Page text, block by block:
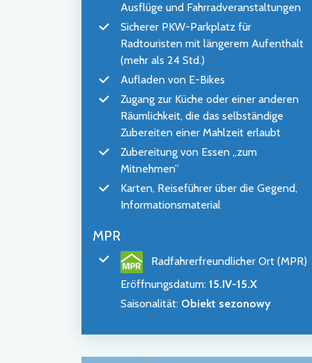
Ausflüge und Fahrradveranstaltungen
Sicherer PKW-Parkplatz für
Radtouristen mit längerem Aufenthalt
(mehr als 24 Std.)
Aufladen von E-Bikes
Zugang zur Küche oder einer anderen
Räumlichkeit, die das selbständige
Zubereiten einer Mahlzeit erlaubt
Zubereitung von Essen „zum
Mitnehmen”
Karten, Reiseführer über die Gegend,
Informationsmaterial
MPR
Radfahrerfreundlicher Ort (MPR)
Eröffnungsdatum: 15.IV-15.X
Saisonalität: Obiekt sezonowy